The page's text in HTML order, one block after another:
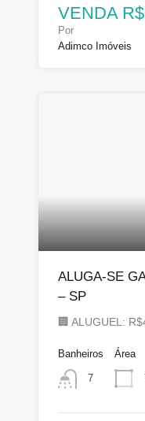
VENDA
Por
Adimco Imóveis
ALUGA-SE
– SP
🏢 ALUGUEL:
Banheiros
7
Área